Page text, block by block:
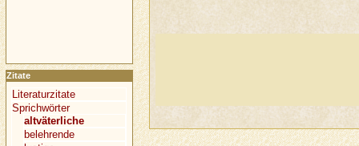
Zitate
Literaturzitate
Sprichwörter
altväterliche
belehrende